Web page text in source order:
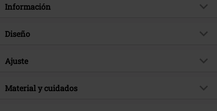
Información
Artículo no.
Exclusivo
Película, Superhéroes, Black on
Diseño
Tipo de producto
Estampada
Ajuste
Forma/Tops
Material y cuidados